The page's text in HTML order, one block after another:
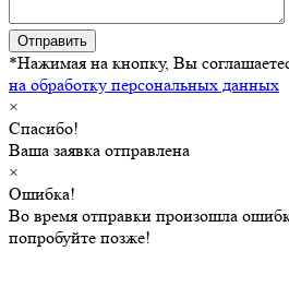
Отправить
*Нажимая на кнопку, Вы
на обработку персональных данных
×
Спасибо!
Ваша заявка отправлена
×
Ошибка!
Во время отправки произошла
попробуйте позже!